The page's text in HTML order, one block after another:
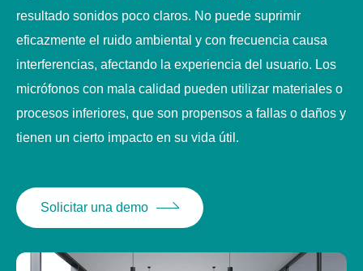
resultado sonidos poco claros. No puede suprimir
eficazmente el ruido ambiental y con frecuencia causa
interferencias, afectando la experiencia del usuario. Los
micrófonos con mala calidad pueden utilizar materiales o
procesos inferiores, que son propensos a fallas o daños y
tienen un cierto impacto en su vida útil.
Solicitar una demo